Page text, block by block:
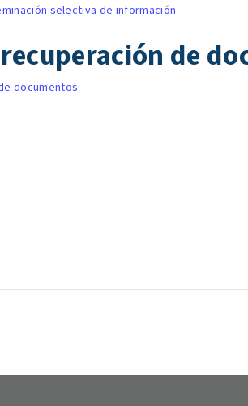
selectiva de información
de
documentos